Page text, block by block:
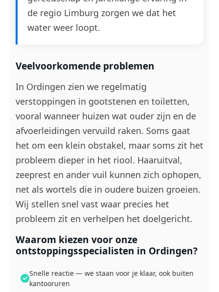
de regio Limburg zorgen we dat het
water weer loopt.
Veelvoorkomende problemen
In Ordingen zien we regelmatig
verstoppingen in gootstenen en toiletten,
vooral wanneer huizen wat ouder zijn en de
afvoerleidingen vervuild raken. Soms gaat
het om een klein obstakel, maar soms zit het
probleem dieper in het riool. Haaruitval,
zeeprest en ander vuil kunnen zich ophopen,
net als wortels die in oudere buizen groeien.
Wij stellen snel vast waar precies het
probleem zit en verhelpen het doelgericht.
Waarom kiezen voor onze
ontstoppingsspecialisten in Ordingen?
Snelle reactie — we staan voor je klaar, ook buiten
kantooruren